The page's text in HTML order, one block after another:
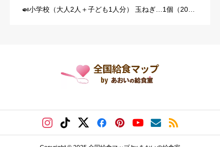
🍛小学校（大人2人＋子ども1人分） 玉ねぎ…1個（200